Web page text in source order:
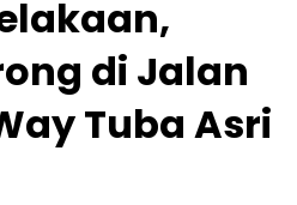
di Jalan
Tuba Asri